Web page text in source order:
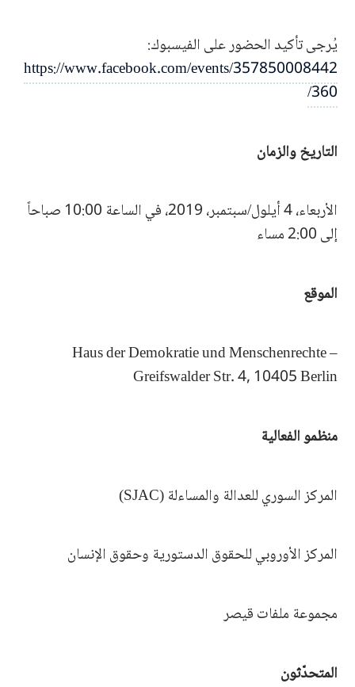
يُرجى تأكيد الحضور على الفيسبوك:
https://www.facebook.com/events/357850008442
360/
التاريخ والزمان
الأربعاء، 4 أيلول/سبتمبر، 2019، في الساعة 10:00 صباحاً
إلى 2:00 مساء
الموقع
Haus der Demokratie und Menschenrechte –
Greifswalder Str. 4, 10405 Berlin
منظمو الفعالية
المركز السوري للعدالة والمساءلة (SJAC)
المركز الأوروبي للحقوق الدستورية وحقوق الإنسان
مجموعة ملفات قيصر
المتحدّثون